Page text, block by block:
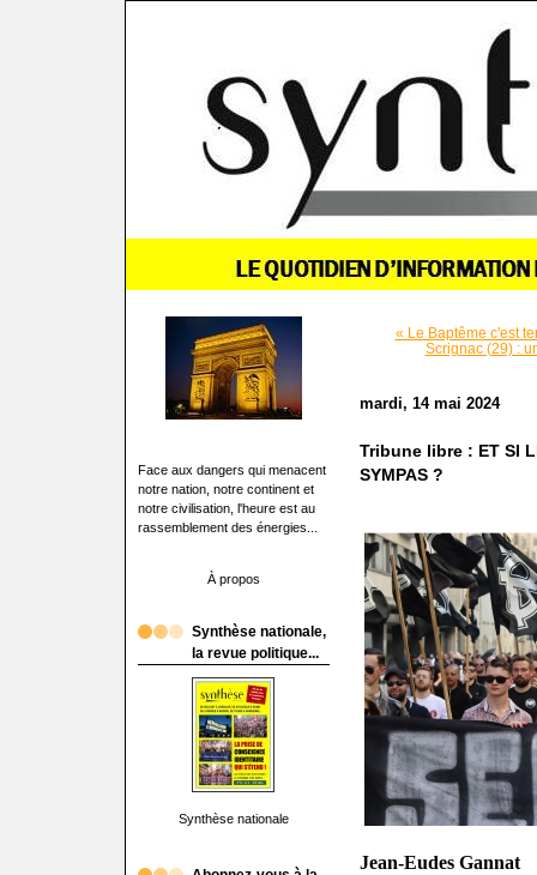
Face aux dangers qui menacent
notre nation, notre continent et
notre civilisation, l'heure est au
rassemblement des énergies...
À propos
Synthèse nationale,
la revue politique...
Synthèse nationale
« Le Baptême c'est
Scrignac (29) :
mardi, 14 mai 2024
Tribune libre : ET SI
SYMPAS ?
Jean-Eudes Gannat